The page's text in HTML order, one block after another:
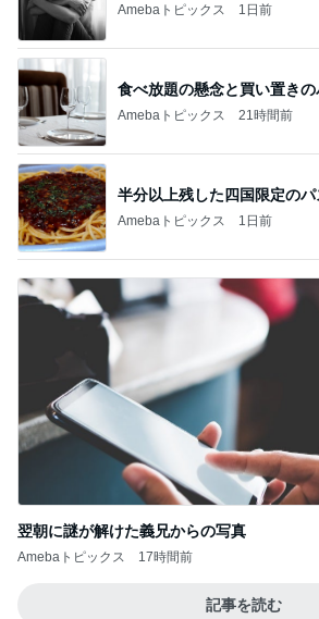
Amebaトピックス 1日前
食べ放題の懸念と買い置きの
Amebaトピックス 21時間前
半分以上残した四国限定のパ
Amebaトピックス 1日前
翌朝に謎が解けた義兄からの写真
Amebaトピックス 17時間前
記事を読む